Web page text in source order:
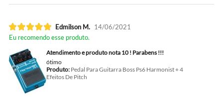
Edmilson M. 14/06/2021
Eu recomendo esse produto.
Atendimento e produto nota 10 ! Parabens !!!
ótimo
Produto:Pedal Para Guitarra Boss Ps6 Harmonist + 4
Efeitos De Pitch